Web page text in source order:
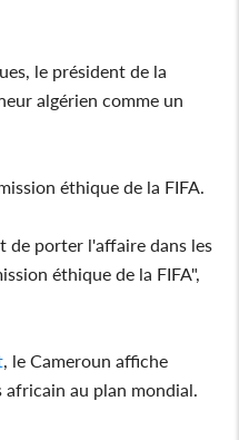
le président de la
algérien comme un
éthique de la FIFA.
de porter l'affaire dans les
éthique de la FIFA",
, le Cameroun affiche
au plan mondial.